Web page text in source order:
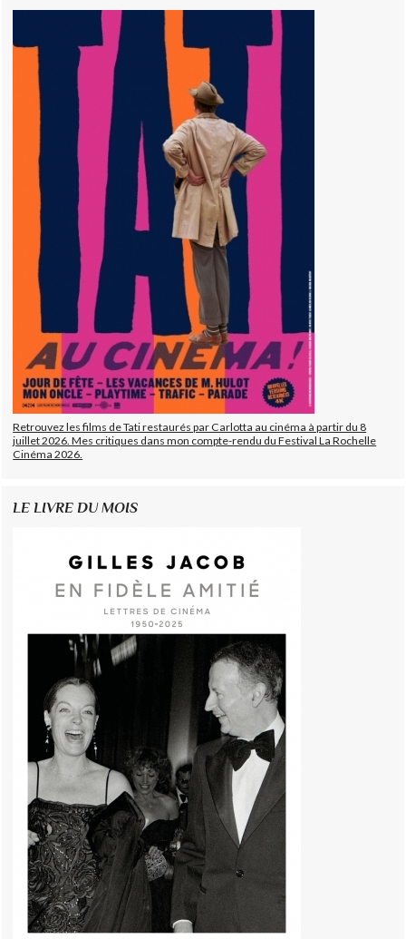
Retrouvez les films de Tati restaurés par Carlotta au cinéma à partir du 8
juillet 2026. Mes critiques dans mon compte-rendu du Festival La Rochelle
Cinéma 2026.
LE LIVRE DU MOIS